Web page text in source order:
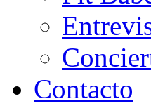
Contacto